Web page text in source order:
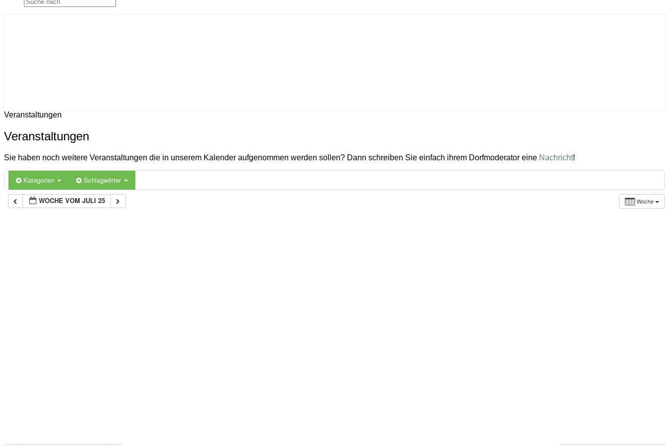
Veranstaltungen
Veranstaltungen
Sie haben noch weitere Veranstaltungen die in unserem Kalender aufgenommen werden sollen? Dann schreiben Sie einfach ihrem Dorfmoderator eine Nachricht!
Kategorien Schlagwörter
Woche
WOCHE VOM JULI 25